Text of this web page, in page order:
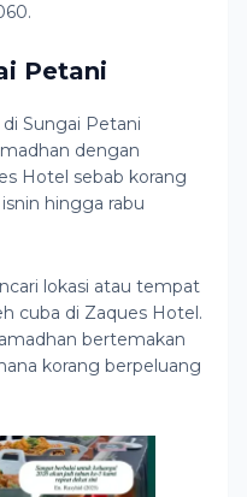
Petani
Sungai Petani
dengan
Hotel sebab korang
hingga rabu
lokasi atau tempat
cuba di Zaques Hotel.
bertemakan
korang berpeluang